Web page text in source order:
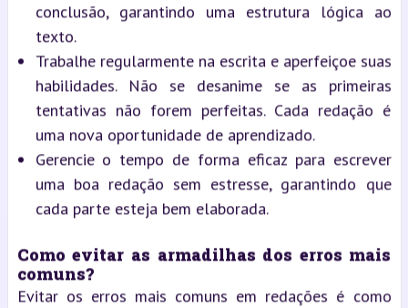
conclusão, garantindo uma estrutura lógica ao
texto.
Trabalhe regularmente na escrita e aperfeiçoe suas
habilidades. Não se desanime se as primeiras
tentativas não forem perfeitas. Cada redação é
uma nova oportunidade de aprendizado.
Gerencie o tempo de forma eficaz para escrever
uma boa redação sem estresse, garantindo que
cada parte esteja bem elaborada.
Como evitar as armadilhas dos erros mais
comuns?
Evitar os erros mais comuns em redações é como